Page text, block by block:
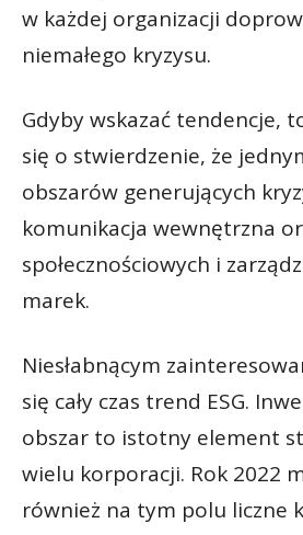
w każdej organizacji
niemałego kryzysu.
Gdyby wskazać tendencje,
się o stwierdzenie, że
obszarów generujących
komunikacja wewnętrzna
społecznościowych i
marek.
Niesłabnącym
się cały czas trend ESG.
obszar to istotny element
wielu korporacji. Rok 2022
również na tym polu liczne